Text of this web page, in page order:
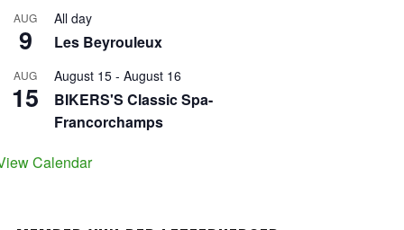
AUG
9
All day
Les Beyrouleux
AUG
15
August 15 - August 16
BIKERS'S Classic Spa-
Francorchamps
Calendar